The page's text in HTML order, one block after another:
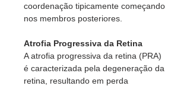
coordenação tipicamente começando
nos membros posteriores.
Atrofia Progressiva da Retina
A atrofia progressiva da retina (PRA)
é caracterizada pela degeneração da
retina, resultando em perda